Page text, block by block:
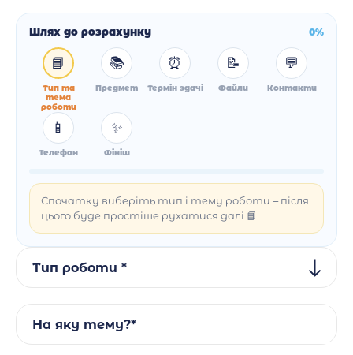
Шлях до розрахунку 0%
📘
Тип та
тема
роботи
📚
Предмет
⏰
Термін здачі
📝
Файли
💬
Контакти
📱
Телефон
✨
Фініш
Спочатку виберіть тип і тему роботи – після
цього буде простіше рухатися далі 📘
Тип роботи *
На яку тему?*